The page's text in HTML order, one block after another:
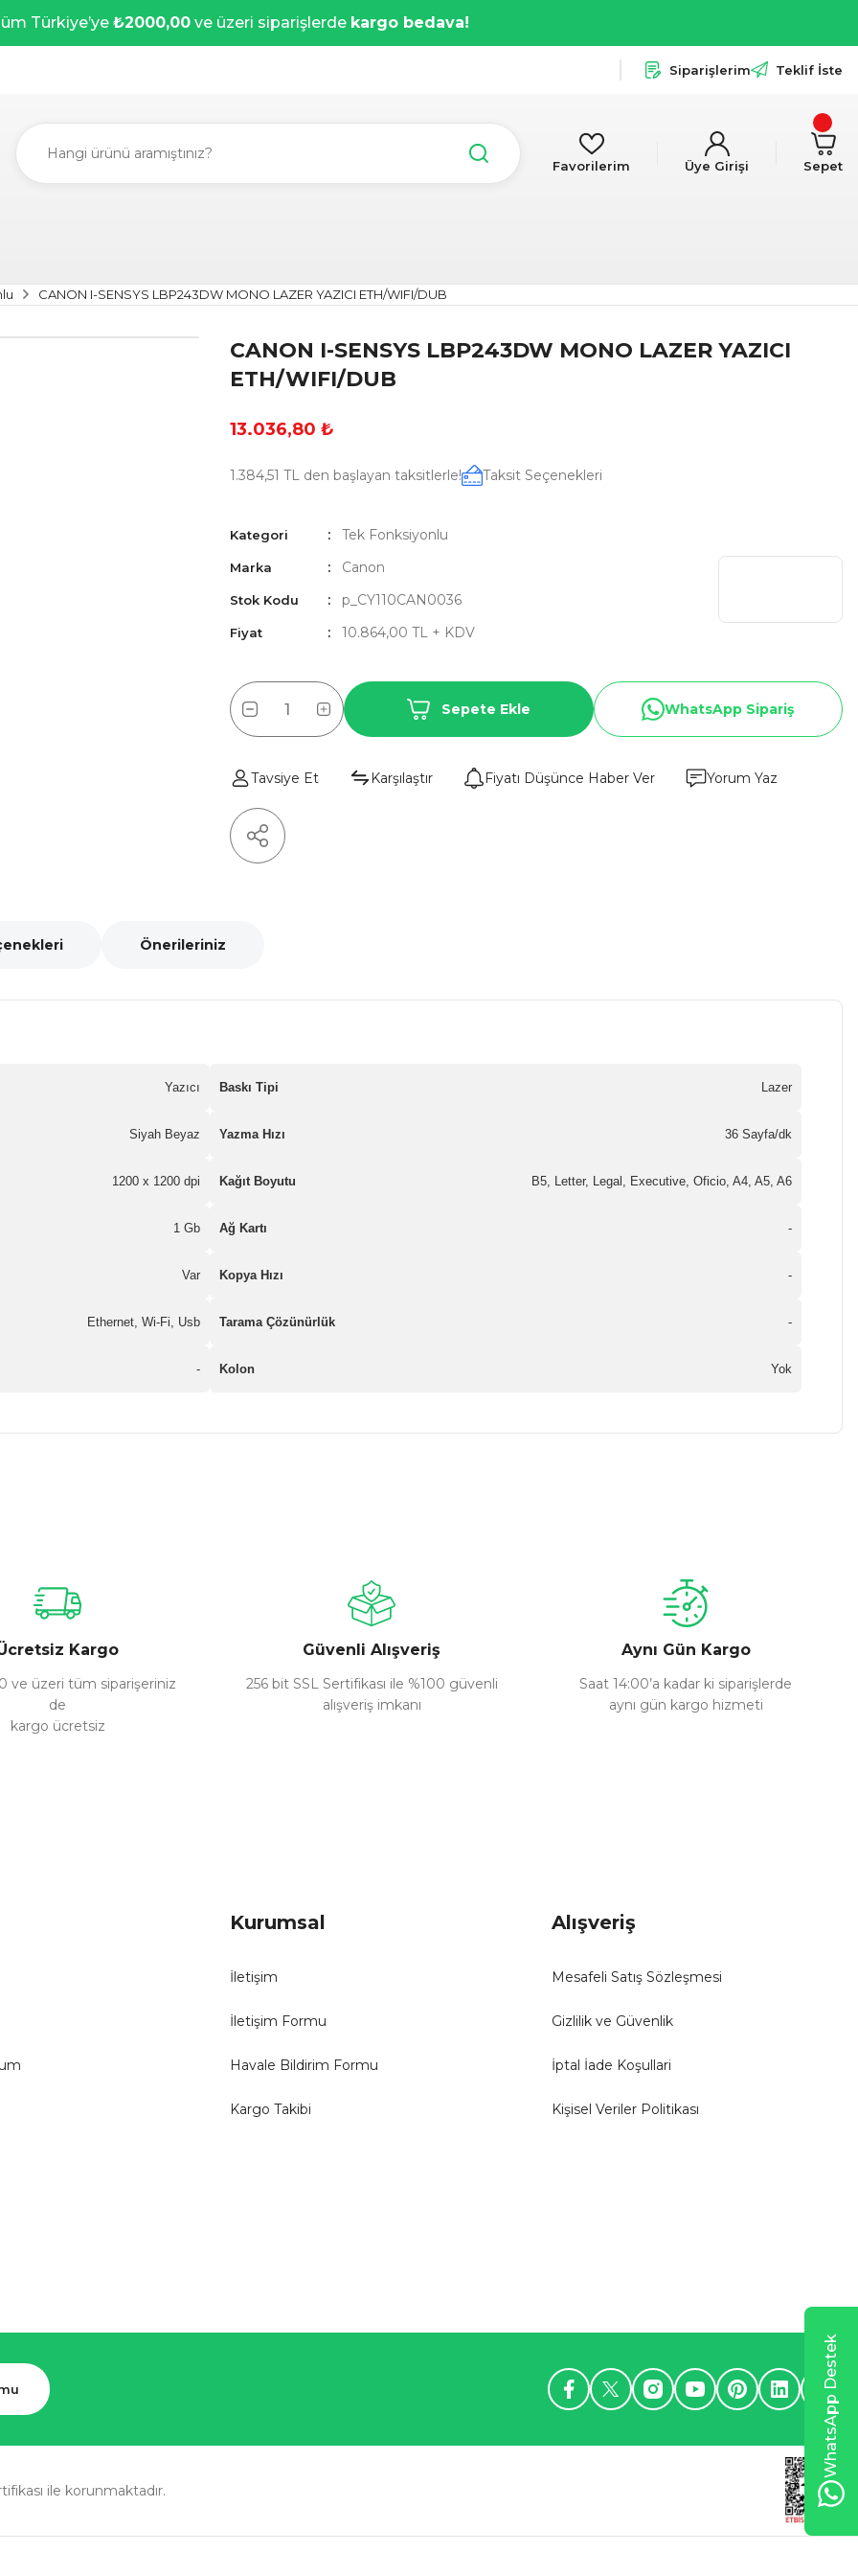
Türkiye’ye ₺2000,00 ve üzeri siparişlerde kargo bedava!
Siparişlerim Teklif İste
Favorilerim Üye Girişi Sepet
CANON I-SENSYS LBP243DW MONO LAZER YAZICI ETH/WIFI/DUB
CANON I-SENSYS LBP243DW MONO LAZER YAZICI
ETH/WIFI/DUB
13.036,80 ₺
1.384,51 TL den başlayan taksitlerle! Taksit Seçenekleri
Kategori Tek Fonksiyonlu
Marka Canon
Stok Kodu p_CY110CAN0036
Fiyat 10.864,00 TL + KDV
Sepete Ekle WhatsApp Sipariş
Tavsiye Et Karşılaştır Fiyatı Düşünce Haber Ver Yorum Yaz
Önerileriniz
Yazıcı Baskı Tipi Lazer
Siyah Beyaz Yazma Hızı 36 Sayfa/dk
1200 x 1200 dpi Kağıt Boyutu B5, Letter, Legal, Executive, Oficio, A4, A5, A6
1 Gb Ağ Kartı -
Var Kopya Hızı -
Ethernet, Wi-Fi, Usb Tarama Çözünürlük -
- Kolon Yok
Kargo
ve üzeri tüm siparişeriniz
de
kargo ücretsiz
Güvenli Alışveriş
256 bit SSL Sertifikası ile %100 güvenli
alışveriş imkanı
Aynı Gün Kargo
Saat 14:00’a kadar ki siparişlerde
aynı gün kargo hizmeti
Kurumsal
İletişim
İletişim Formu
Havale Bildirim Formu
Kargo Takibi
Alışveriş
Mesafeli Satış Sözleşmesi
Gizlilik ve Güvenlik
İptal İade Koşullari
Kişisel Veriler Politikası
ile korunmaktadır.
WhatsApp Destek